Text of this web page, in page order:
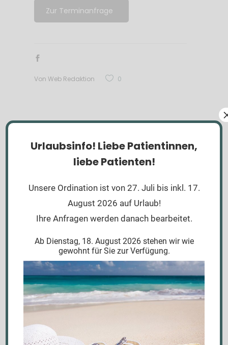
Zur Terminanfrage
Von Web Redaktion 0
Ähnliche Beiträge
Was hilft gegen Mückenstiche?
5. August 2026 Allgemein,News
Urlaubsinfo! Liebe Patientinnen,
liebe Patienten!
Unsere Ordination ist von 27. Juli bis inkl. 17.
August 2026 auf Urlaub!
Ihre Anfragen werden danach bearbeitet.
Ab Dienstag, 18. August 2026 stehen wir wie
gewohnt für Sie zur Verfügung.